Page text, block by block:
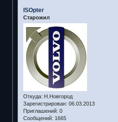
ISOpter
Старожил
Откуда: Н.Новгород
Зарегистрирован: 06.03.2013
Приглашений: 0
Сообщений: 1665